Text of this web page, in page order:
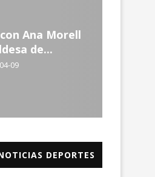
Ana Morell
de...
09
DEPORTES